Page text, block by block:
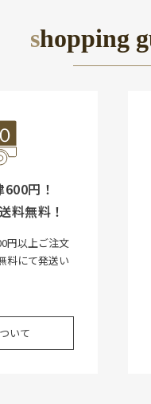
shopping
円！
料無料！
円以上ご注文
料にて発送い
いて